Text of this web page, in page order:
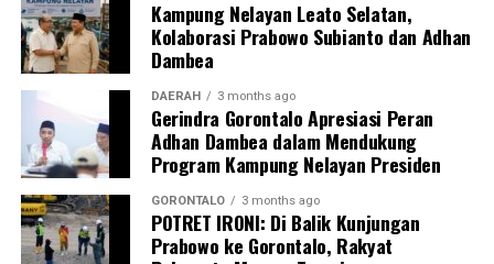
Kampung Nelayan Leato Selatan,
Kolaborasi Prabowo Subianto dan Adhan
Dambea
DAERAH 3 months ago
Gerindra Gorontalo Apresiasi Peran
Adhan Dambea dalam Mendukung
Program Kampung Nelayan Presiden
GORONTALO 3 months ago
POTRET IRONI: Di Balik Kunjungan
Prabowo ke Gorontalo, Rakyat